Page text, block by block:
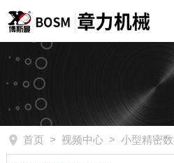
首页 > 视频中心> 小型精密数